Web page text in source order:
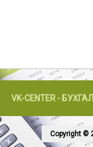
VK-CENTER -
Copyright ©